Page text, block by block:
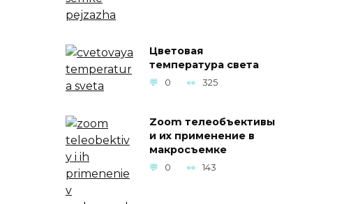
Цветовая
температура света
0 325
Zoom телеобъективы
и их применение в
макросъемке
0 143